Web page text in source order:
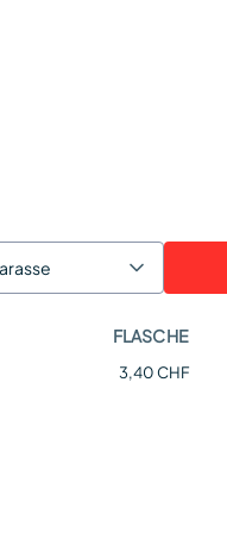
FLASCHE
3,40 CHF